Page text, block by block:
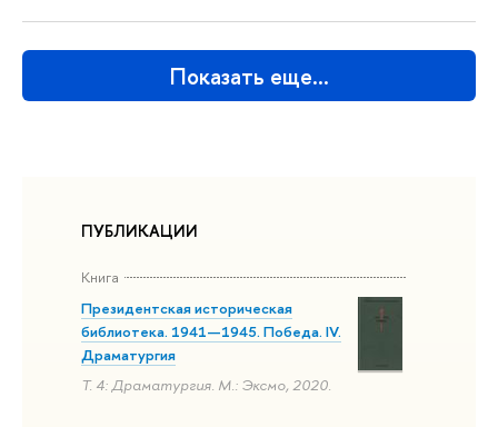
ПУБЛИКАЦИИ
Книга
Президентская историческая
библиотека. 1941—1945. Победа. IV.
Драматургия
Т. 4: Драматургия. М.: Эксмо, 2020.
Показать еще…